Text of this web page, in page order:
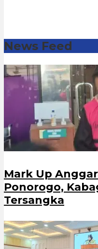
News Feed
Mark Up
Ponorogo,
Tersangka